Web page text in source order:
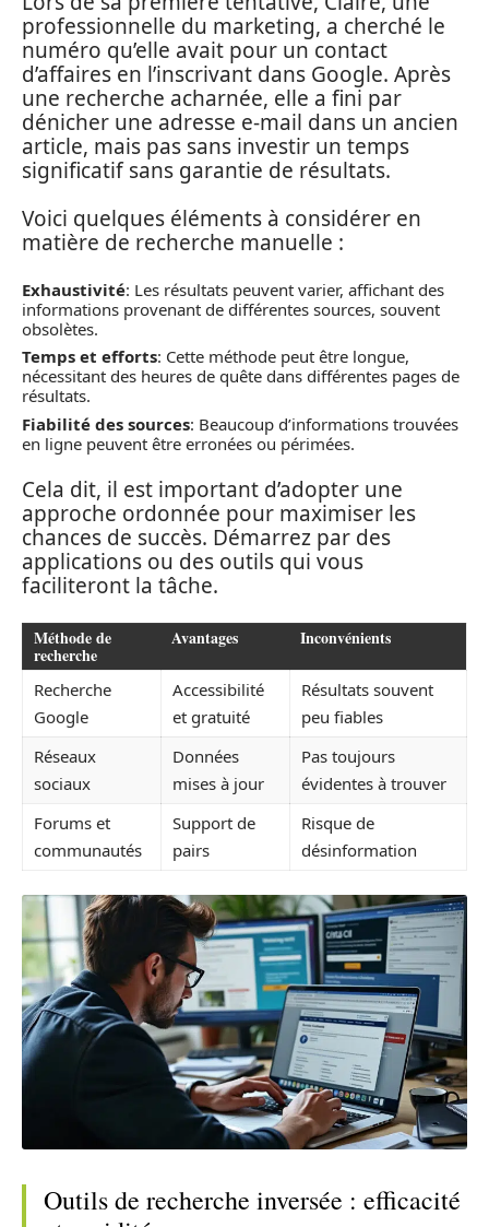
professionnelle du marketing, a cherché le
numéro qu’elle avait pour un contact
d’affaires en l’inscrivant dans Google. Après
une recherche acharnée, elle a fini par
dénicher une adresse e-mail dans un ancien
article, mais pas sans investir un temps
significatif sans garantie de résultats.
Voici quelques éléments à considérer en
matière de recherche manuelle :
Exhaustivité: Les résultats peuvent varier, affichant des
informations provenant de différentes sources, souvent
obsolètes.
Temps et efforts: Cette méthode peut être longue,
nécessitant des heures de quête dans différentes pages de
résultats.
Fiabilité des sources: Beaucoup d’informations trouvées
en ligne peuvent être erronées ou périmées.
Cela dit, il est important d’adopter une
approche ordonnée pour maximiser les
chances de succès. Démarrez par des
applications ou des outils qui vous
faciliteront la tâche.
Méthode de
recherche
Avantages Inconvénients
Recherche
Google
Accessibilité
et gratuité
Résultats souvent
peu fiables
Réseaux
sociaux
Données
mises à jour
Pas toujours
évidentes à trouver
Forums et
communautés
Support de
pairs
Risque de
désinformation
Outils de recherche inversée : efficacité